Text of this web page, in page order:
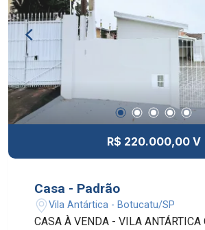
R$ 220.000,00 V
Casa - Padrão
Vila Antártica - Botucatu/SP
CASA À VENDA - VILA ANTÁRTICA CASA